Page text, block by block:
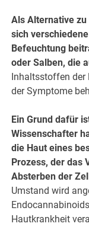
Als Alternative
sich
Befeuchtung
oder Salben, die
Inhaltsstoffen der
der Symptome
Ein Grund dafür
Wissenschafter
die Haut eines
Prozess, der das
Absterben der
Umstand wird
Hautkrankheit